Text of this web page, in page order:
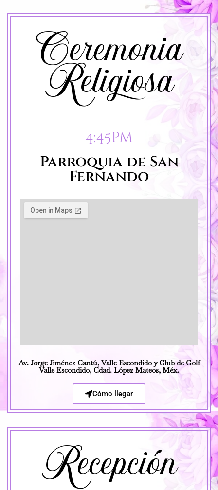
Ceremonia
Religiosa
4:45pm
Parroquia de San
Fernando
Av. Jorge Jiménez Cantú, Valle Escondido y Club de Golf
Valle Escondido, Cdad. López Mateos, Méx.
Cómo llegar
Recepción